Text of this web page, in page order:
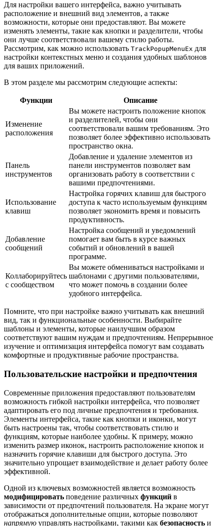
Для настройки вашего интерфейса, важно учитывать
расположение и внешний вид элементов, а также
возможности, которые они предоставляют. Вы можете
изменять элементы, такие как кнопки и разделители, чтобы
они лучше соответствовали вашему стилю работы.
Рассмотрим, как можно использовать TrackPopupMenuEx для
настройки контекстных меню и создания удобных шаблонов
для ваших приложений.
В этом разделе мы рассмотрим следующие аспекты:
Функции Описание
Изменение
расположения
Вы можете настроить положение кнопок
и разделителей, чтобы они
соответствовали вашим требованиям. Это
позволяет более эффективно использовать
пространство окна.
Панель
инструментов
Добавление и удаление элементов из
панели инструментов позволяет вам
организовать работу в соответствии с
вашими предпочтениями.
Использование
клавиш
Настройка горячих клавиш для быстрого
доступа к часто используемым функциям
позволяет экономить время и повысить
продуктивность.
Добавление
сообщений
Настройка сообщений и уведомлений
помогает вам быть в курсе важных
событий и обновлений в вашей
программе.
Коллаборируйтесь
с сообществом
Вы можете обмениваться настройками и
шаблонами с другими пользователями,
что может помочь в создании более
удобного интерфейса.
Помните, что при настройке важно учитывать как внешний
вид, так и функциональные особенности. Выбирайте
шаблоны и элементы, которые наилучшим образом
соответствуют вашим нуждам и предпочтениям. Непрерывное
изучение и оптимизация интерфейса помогут вам создавать
комфортные и продуктивные рабочие пространства.
Пользовательские настройки и предпочтения
Современные приложения предоставляют пользователям
возможность гибкой настройки интерфейса, что позволяет
адаптировать его под личные предпочтения и требования.
Элементы интерфейса, такие как кнопки и иконки, могут
быть настроены так, чтобы соответствовать стилю и
функциям, которые наиболее удобны. К примеру, можно
изменить размер иконок, настроить расположение кнопок и
назначить горячие клавиши для быстрого доступа. Это
значительно упрощает взаимодействие и делает работу более
эффективной.
Одной из ключевых возможностей является возможность
модифицировать поведение различных функций в
зависимости от предпочтений пользователя. На экране могут
отображаться дополнительные опции, которые позволяют
напрямую управлять настройками, такими как безопасность и